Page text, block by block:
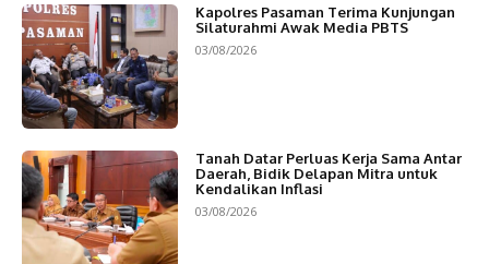
Kapolres Pasaman Terima Kunjungan
Silaturahmi Awak Media PBTS
03/08/2026
Tanah Datar Perluas Kerja Sama Antar
Daerah, Bidik Delapan Mitra untuk
Kendalikan Inflasi
03/08/2026